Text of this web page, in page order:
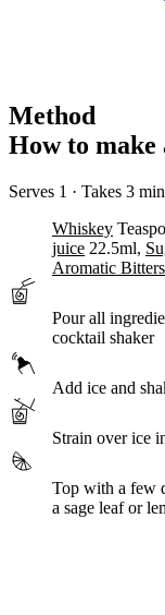
Method
How to
Serves 1 · Takes 3
Whiskey
juice 22.5ml,
Aromatic Bitters
Pourall
cocktail shaker
Add ice and
Strain over ice
Top with a few
a sage leaf or